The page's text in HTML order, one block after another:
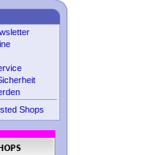
Shops